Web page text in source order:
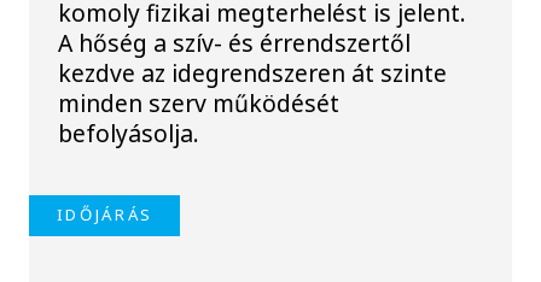
komoly fizikai megterhelést is jelent.
A hőség a szív- és érrendszertől
kezdve az idegrendszeren át szinte
minden szerv működését
befolyásolja.
IDŐJÁRÁS